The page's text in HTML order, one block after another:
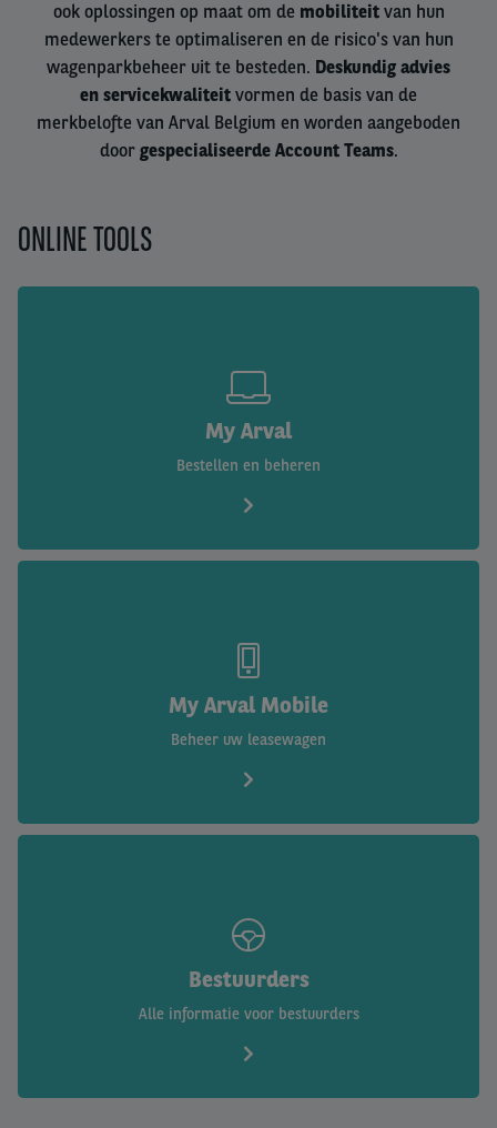
ook oplossingen op maat om de mobiliteitvan hun
medewerkers te optimaliseren en de risico's van hun
wagenparkbeheer uit te besteden. Deskundig advies
en servicekwaliteit vormen de basis van de
merkbelofte van Arval Belgium en worden aangeboden
door gespecialiseerde Account Teams.
ONLINE TOOLS
My Arval
Bestellen en beheren
My Arval Mobile
Beheer uw leasewagen
Bestuurders
Alle informatie voor bestuurders